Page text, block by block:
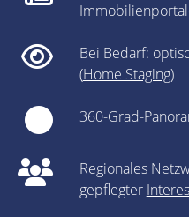
Bei Bedarf:
(Home Staging)
360-Grad-
Regionales
gepflegter